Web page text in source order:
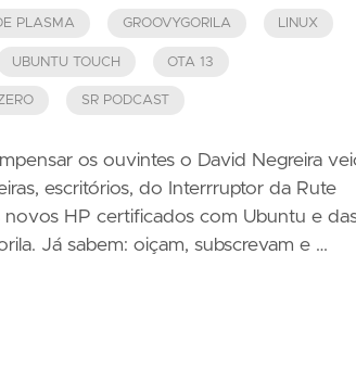
PLASMA GROOVYGORILA LINUX
UBUNTU TOUCH OTA 13
SR PODCAST
os ouvintes o David Negreira
escritórios, do Interrruptor da Rute
HP certificados com Ubuntu e
Já sabem: oiçam, subscrevam e …